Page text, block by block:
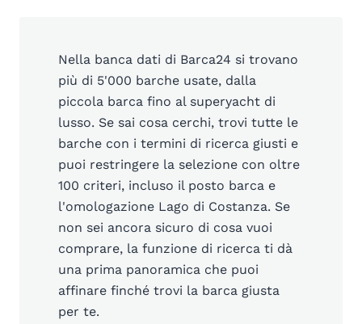
Nella banca dati di Barca24 si trovano
più di 5'000 barche usate, dalla
piccola barca fino al superyacht di
lusso. Se sai cosa cerchi, trovi tutte le
barche con i termini di ricerca giusti e
puoi restringere la selezione con oltre
100 criteri, incluso il posto barca e
l'omologazione Lago di Costanza. Se
non sei ancora sicuro di cosa vuoi
comprare, la funzione di ricerca ti dà
una prima panoramica che puoi
affinare finché trovi la barca giusta
per te.